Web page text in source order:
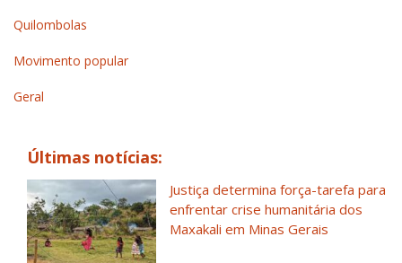
Quilombolas
Movimento popular
Geral
Últimas notícias:
Justiça determina força-tarefa para
enfrentar crise humanitária dos
Maxakali em Minas Gerais